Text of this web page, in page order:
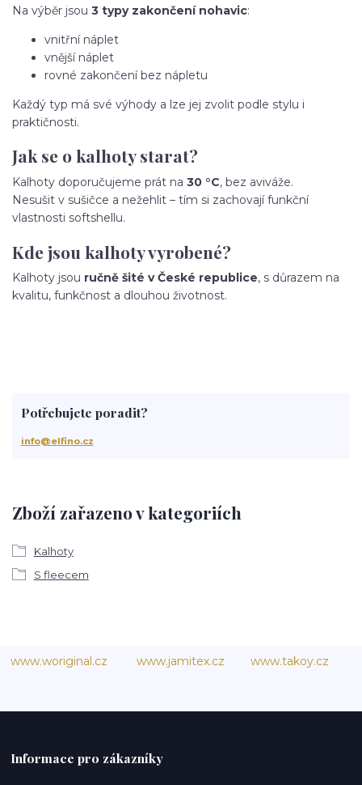
Na výběr jsou 3 typy zakončení nohavic:
vnitřní náplet
vnější náplet
rovné zakončení bez nápletu
Každý typ má své výhody a lze jej zvolit podle stylu i
praktičnosti.
Jak se o kalhoty starat?
Kalhoty doporučujeme prát na 30 °C, bez aviváže.
Nesušit v sušičce a nežehlit – tím si zachovají funkční
vlastnosti softshellu.
Kde jsou kalhoty vyrobené?
Kalhoty jsou ručně šité v České republice, s důrazem na
kvalitu, funkčnost a dlouhou životnost.
Zboží zařazeno v kategoriích
Kalhoty
S fleecem
Potřebujete poradit?
info@elfino.cz
www.woriginal.cz www.jamitex.cz www.takoy.cz
Informace pro zákazníky